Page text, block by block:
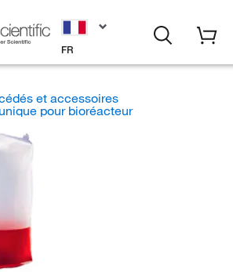
FR
et accessoires
pour bioréacteur